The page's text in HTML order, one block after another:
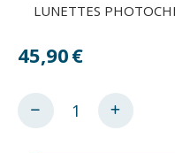
LUNETTES
45,90€